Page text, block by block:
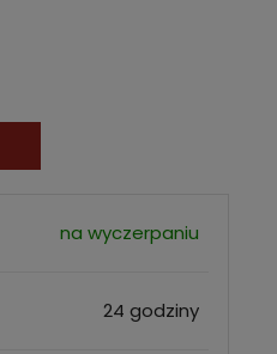
na wyczerpaniu
24 godziny